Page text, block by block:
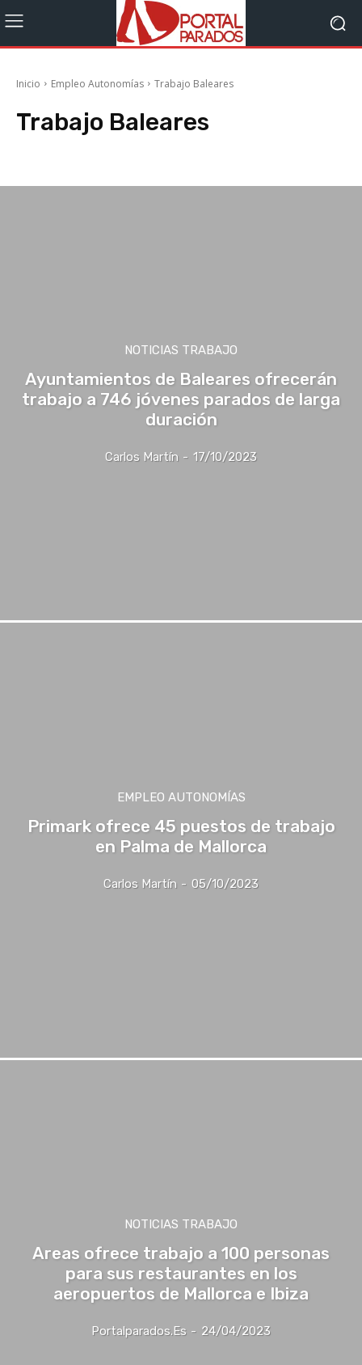
Inicio Empleo Autonomías Trabajo Baleares
Trabajo Baleares
NOTICIAS TRABAJO
Ayuntamientos de Baleares ofrecerán
trabajo a 746 jóvenes parados de larga
duración
Carlos Martín - 17/10/2023
EMPLEO AUTONOMÍAS
Primark ofrece 45 puestos de trabajo
en Palma de Mallorca
Carlos Martín - 05/10/2023
NOTICIAS TRABAJO
Areas ofrece trabajo a 100 personas
para sus restaurantes en los
aeropuertos de Mallorca e Ibiza
Portalparados.es - 24/04/2023